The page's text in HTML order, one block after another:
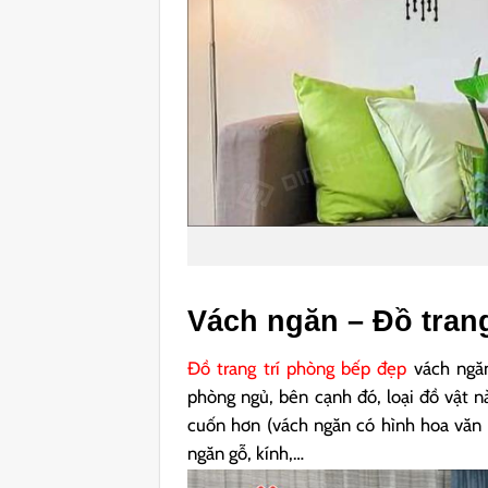
Vách ngăn – Đồ
Đồ trang trí phòng bếp đẹp vách
phòng ngủ, bên cạnh đó, loại đồ vật
cuốn hơn (vách ngăn có hình hoa
ngăn gỗ, kính,…